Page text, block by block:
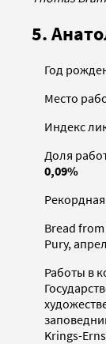
5.
Год
Место
Индекс
Доля
0,09%
Bread
Pury,
Работы в
Krings-